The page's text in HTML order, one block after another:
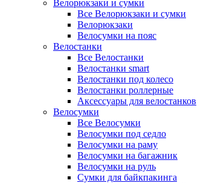
Велорюкзаки и сумки
Все Велорюкзаки и сумки
Велорюкзаки
Велосумки на пояс
Велостанки
Все Велостанки
Велостанки smart
Велостанки под колесо
Велостанки роллерные
Аксессуары для велостанков
Велосумки
Все Велосумки
Велосумки под седло
Велосумки на раму
Велосумки на багажник
Велосумки на руль
Сумки для байкпакинга